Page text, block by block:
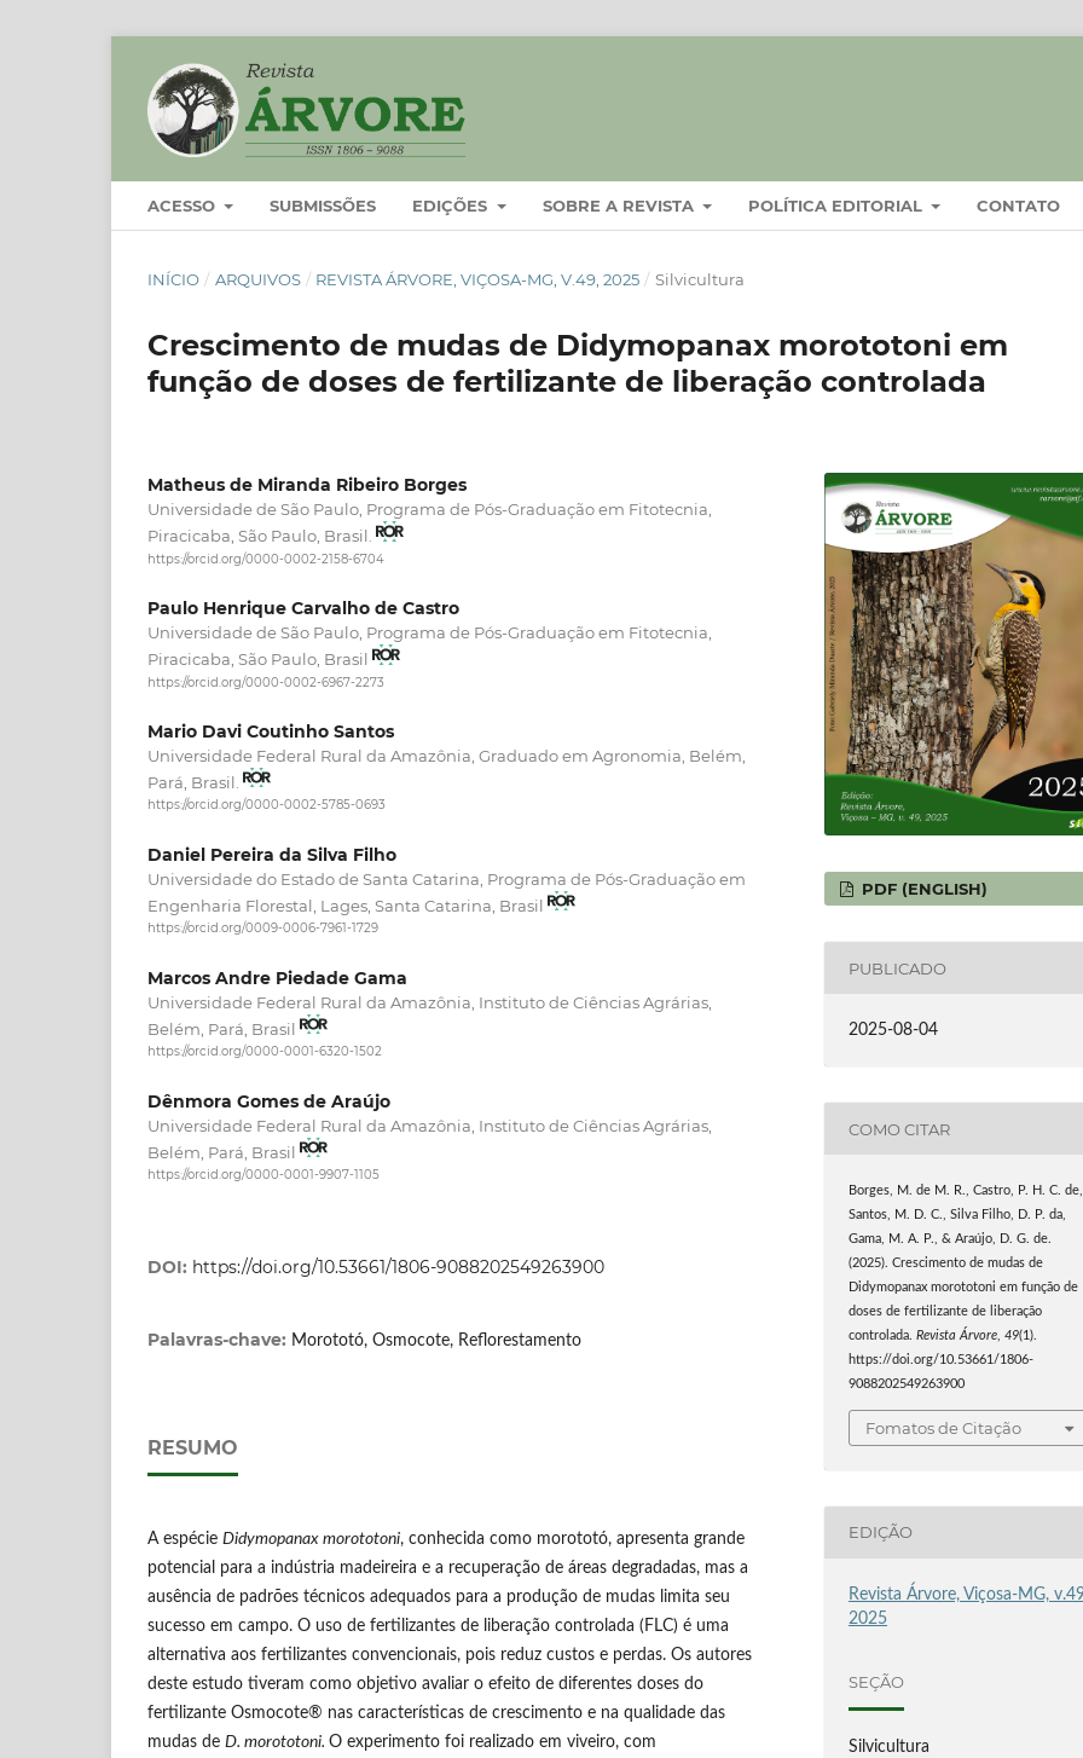
ACESSO SUBMISSÕES EDIÇÕES SOBRE A REVISTA POLÍTICA EDITORIAL CONTATO
INÍCIO / ARQUIVOS / REVISTA ÁRVORE, VIÇOSA-MG, V.49, 2025 / Silvicultura
Crescimento de mudas de Didymopanax morototoni em
função de doses de fertilizante de liberação controlada
Matheus de Miranda Ribeiro Borges
Universidade de São Paulo, Programa de Pós-Graduação em Fitotecnia,
Piracicaba, São Paulo, Brasil.
https://orcid.org/0000-0002-2158-6704
Paulo Henrique Carvalho de Castro
Universidade de São Paulo, Programa de Pós-Graduação em Fitotecnia,
Piracicaba, São Paulo, Brasil
https://orcid.org/0000-0002-6967-2273
Mario Davi Coutinho Santos
Universidade Federal Rural da Amazônia, Graduado em Agronomia, Belém,
Pará, Brasil.
https://orcid.org/0000-0002-5785-0693
Daniel Pereira da Silva Filho
Universidade do Estado de Santa Catarina, Programa de Pós-Graduação em
Engenharia Florestal, Lages, Santa Catarina, Brasil
https://orcid.org/0009-0006-7961-1729
Marcos Andre Piedade Gama
Universidade Federal Rural da Amazônia, Instituto de Ciências Agrárias,
Belém, Pará, Brasil
https://orcid.org/0000-0001-6320-1502
Dênmora Gomes de Araújo
Universidade Federal Rural da Amazônia, Instituto de Ciências Agrárias,
Belém, Pará, Brasil
https://orcid.org/0000-0001-9907-1105
DOI: https://doi.org/10.53661/1806-9088202549263900
Palavras-chave: Morototó, Osmocote, Reflorestamento
RESUMO
A espécie Didymopanax morototoni, conhecida como morototó, apresenta grande
potencial para a indústria madeireira e a recuperação de áreas degradadas, mas a
ausência de padrões técnicos adequados para a produção de mudas limita seu
sucesso em campo. O uso de fertilizantes de liberação controlada (FLC) é uma
alternativa aos fertilizantes convencionais, pois reduz custos e perdas. Os autores
deste estudo tiveram como objetivo avaliar o efeito de diferentes doses do
fertilizante Osmocote® nas características de crescimento e na qualidade das
mudas de D. morototoni. O experimento foi realizado em viveiro, com
PDF (ENGLISH)
PUBLICADO
2025-08-04
COMO CITAR
Borges, M. de M. R., Castro, P. H. C. de,
Santos, M. D. C., Silva Filho, D. P. da,
Gama, M. A. P., & Araújo, D. G. de.
(2025). Crescimento de mudas de
Didymopanax morototoni em função de
doses de fertilizante de liberação
controlada.Revista Árvore,49(1).
https://doi.org/10.53661/1806-
9088202549263900
Fomatos de Citação
EDIÇÃO
Revista Árvore, Viçosa-MG,
2025
SEÇÃO
Silvicultura